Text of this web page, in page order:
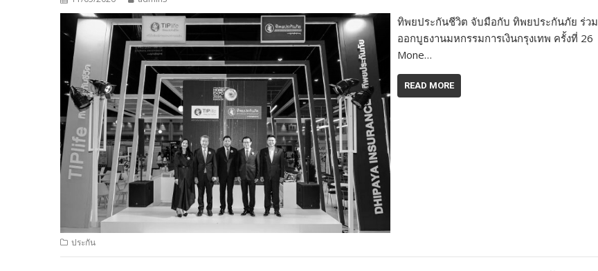
ทิพยประกันชีวิต จับมือกับ ทิพยประกันภัย ร่วม
ออกบูธงานมหกรรมการเงินกรุงเทพ ครั้งที่ 26
Mone…
READ MORE
ประกัน